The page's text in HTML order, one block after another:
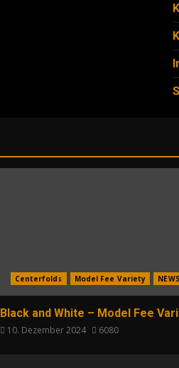
Centerfolds Model Fee Variety NEWS
Black and White – Model Fee
10. Dezember 2024 6080